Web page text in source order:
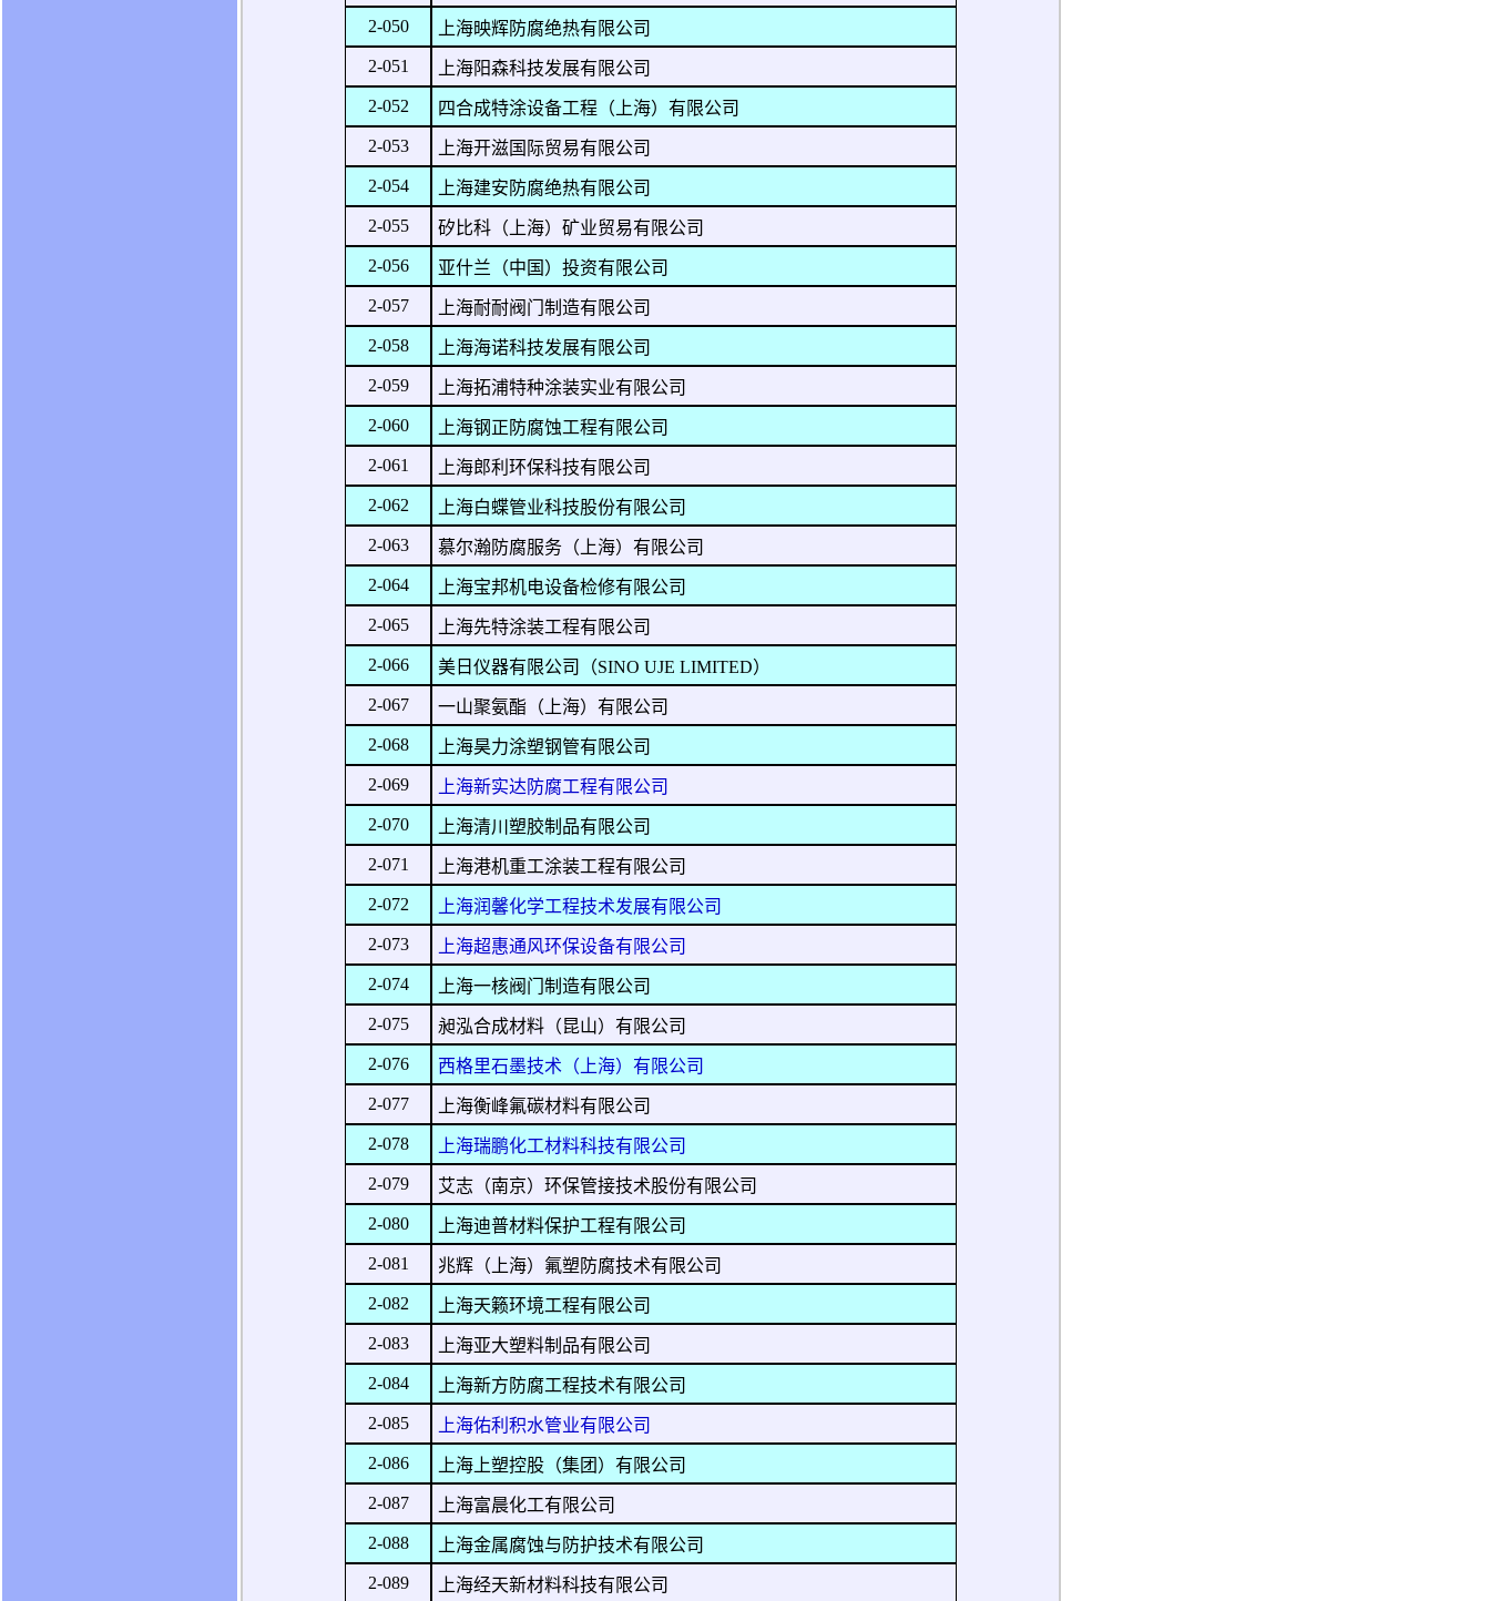
2-050
上海映辉防腐绝热有限公司
2-051
上海阳森科技发展有限公司
2-052
四合成特涂设备工程（上海）有限公司
2-053
上海开滋国际贸易有限公司
2-054
上海建安防腐绝热有限公司
2-055
矽比科（上海）矿业贸易有限公司
2-056
亚什兰（中国）投资有限公司
2-057
上海耐耐阀门制造有限公司
2-058
上海海诺科技发展有限公司
2-059
上海拓浦特种涂装实业有限公司
2-060
上海钢正防腐蚀工程有限公司
2-061
上海郎利环保科技有限公司
2-062
上海白蝶管业科技股份有限公司
2-063
慕尔瀚防腐服务（上海）有限公司
2-064
上海宝邦机电设备检修有限公司
2-065
上海先特涂装工程有限公司
2-066
美日仪器有限公司（SINO UJE LIMITED）
2-067
一山聚氨酯（上海）有限公司
2-068
上海昊力涂塑钢管有限公司
2-069
上海新实达防腐工程有限公司
2-070
上海清川塑胶制品有限公司
2-071
上海港机重工涂装工程有限公司
2-072
上海润馨化学工程技术发展有限公司
2-073
上海超惠通风环保设备有限公司
2-074
上海一核阀门制造有限公司
2-075
昶泓合成材料（昆山）有限公司
2-076
西格里石墨技术（上海）有限公司
2-077
上海衡峰氟碳材料有限公司
2-078
上海瑞鹏化工材料科技有限公司
2-079
艾志（南京）环保管接技术股份有限公司
2-080
上海迪普材料保护工程有限公司
2-081
兆辉（上海）氟塑防腐技术有限公司
2-082
上海天籁环境工程有限公司
2-083
上海亚大塑料制品有限公司
2-084
上海新方防腐工程技术有限公司
2-085
上海佑利积水管业有限公司
2-086
上海上塑控股（集团）有限公司
2-087
上海富晨化工有限公司
2-088
上海金属腐蚀与防护技术有限公司
2-089
上海经天新材料科技有限公司